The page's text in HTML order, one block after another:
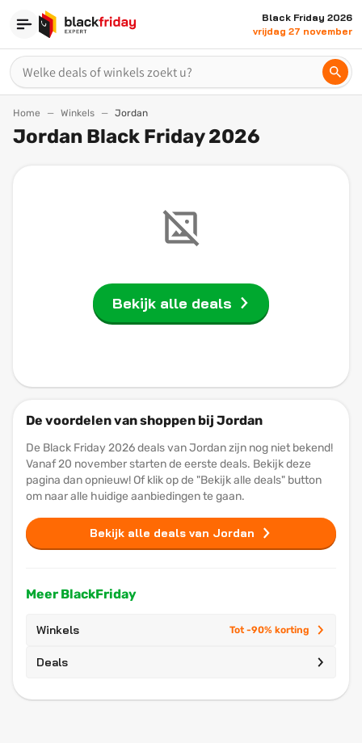
Black Friday 2026
vrijdag 27 november
Home Winkels Jordan
Jordan Black Friday 2026
Bekijk alle deals
De voordelen van shoppen bij Jordan
De Black Friday 2026 deals van Jordan zijn nog niet bekend!
Vanaf 20 november starten de eerste deals. Bekijk deze
pagina dan opnieuw! Of klik op de "Bekijk alle deals" button
om naar alle huidige aanbiedingen te gaan.
Bekijk alle deals van Jordan
Meer BlackFriday
Winkels Tot -90% korting
Deals